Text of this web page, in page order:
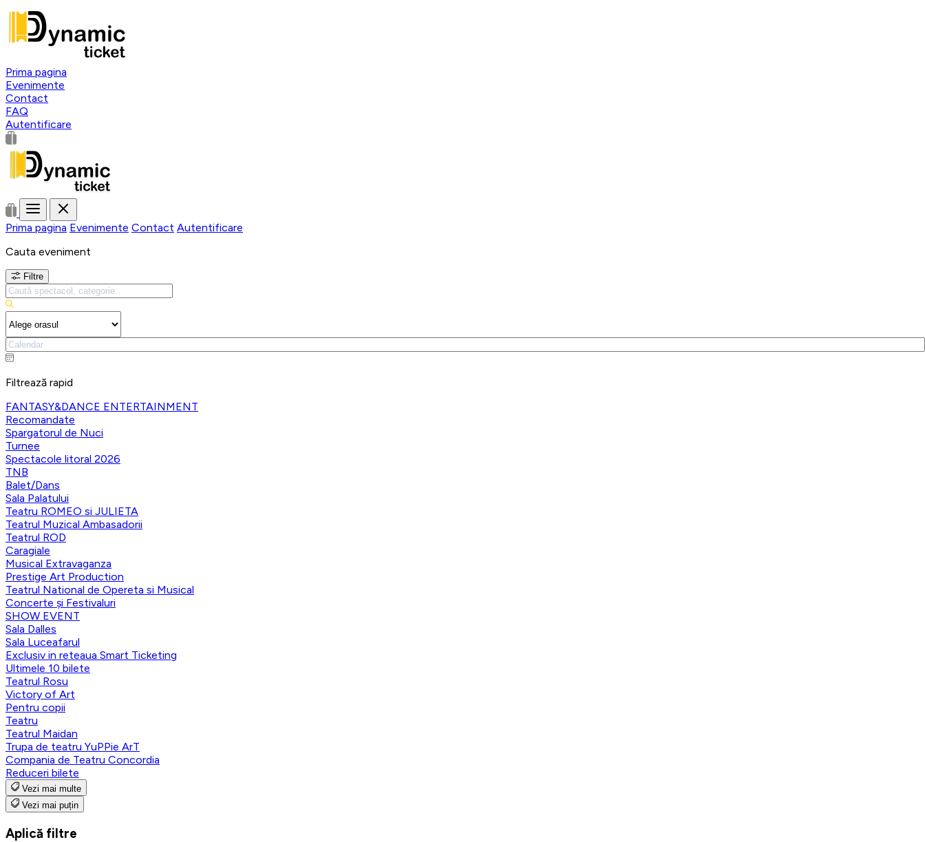
Prima pagina
Evenimente
Contact
FAQ
Autentificare
Prima pagina Evenimente Contact Autentificare
Cauta eveniment
Filtre
Filtrează rapid
FANTASY&DANCE ENTERTAINMENT
Recomandate
Spargatorul de Nuci
Turnee
Spectacole litoral 2026
TNB
Balet/Dans
Sala Palatului
Teatru ROMEO si JULIETA
Teatrul Muzical Ambasadorii
Teatrul ROD
Caragiale
Musical Extravaganza
Prestige Art Production
Teatrul National de Opereta si Musical
Concerte și Festivaluri
SHOW EVENT
Sala Dalles
Sala Luceafarul
Exclusiv in reteaua Smart Ticketing
Ultimele 10 bilete
Teatrul Rosu
Victory of Art
Pentru copii
Teatru
Teatrul Maidan
Trupa de teatru YuPPie ArT
Compania de Teatru Concordia
Reduceri bilete
Vezi mai multe
Vezi mai puțin
Aplică filtre